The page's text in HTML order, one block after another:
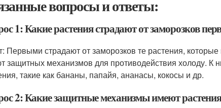
вопросы и ответы:
1: Какие растения страдают от заморозков
Первыми страдают от заморозков те растения,
защитных механизмов для противодействия холоду. К
такие как бананы, папайя, ананасы, кокосы и др.
2: Какие защитные механизмы имеют